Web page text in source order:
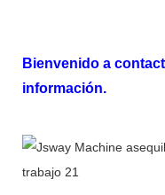
Bienvenido a
información.